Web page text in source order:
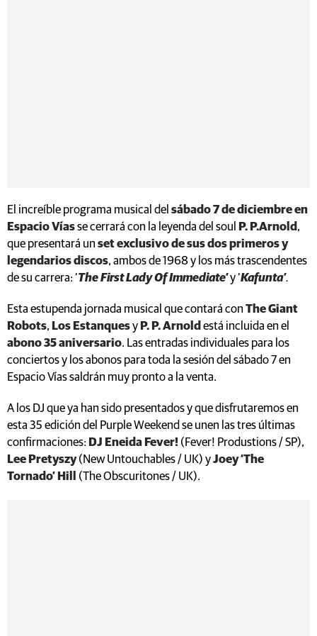
El increíble programa musical del sábado 7 de diciembre en
Espacio Víasse cerrará con la leyenda del soul P. P.Arnold ,
que presentará un set exclusivo de sus dos primeros y
legendarios discos, ambos de 1968 y los más trascendentes
de su carrera: ‘The First Lady Of Immediate’y ‘Kafunta’.
Esta estupenda jornada musical que contará con The Giant
Robots, Los Estanquesy P. P. Arnold está incluida en el
abono 35 aniversario. Las entradas individuales para los
conciertos y los abonos para toda la sesión del sábado 7 en
Espacio Vías saldrán muy pronto a la venta.
A los DJ que ya han sido presentados y que disfrutaremos en
esta 35 edición del Purple Weekend se unen las tres últimas
confirmaciones: DJ Eneida Fever! (Fever! Produstions / SP),
Lee Pretyszy(New Untouchables / UK) yJoey ‘The
Tornado’ Hill (The Obscuritones / UK).